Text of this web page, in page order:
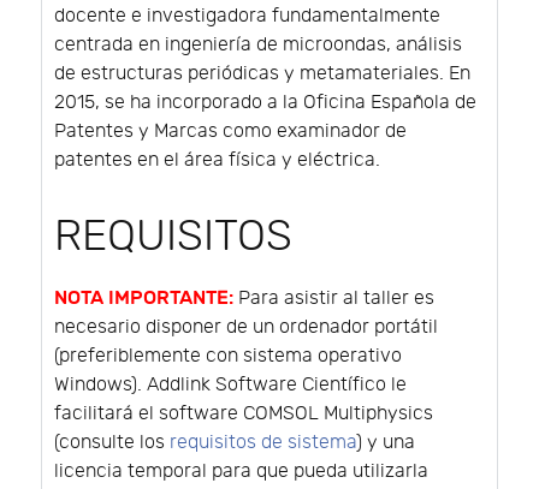
docente e investigadora fundamentalmente
centrada en ingeniería de microondas, análisis
de estructuras periódicas y metamateriales. En
2015, se ha incorporado a la Oficina Española de
Patentes y Marcas como examinador de
patentes en el área física y eléctrica.
REQUISITOS
NOTA IMPORTANTE: Para asistir al taller es
necesario disponer de un ordenador portátil
(preferiblemente con sistema operativo
Windows). Addlink Software Científico le
facilitará el software COMSOL Multiphysics
(consulte los requisitos de sistema) y una
licencia temporal para que pueda utilizarla